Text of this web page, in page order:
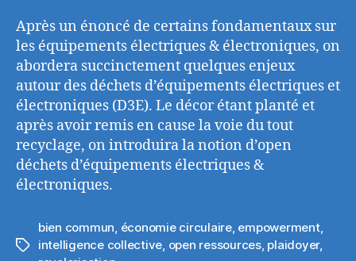
Après un énoncé de certains fondamentaux sur
les équipements électriques & électroniques, on
abordera succinctement quelques enjeux
autour des déchets d’équipements électriques et
électroniques (D3E). Le décor étant planté et
après avoir remis en cause la voie du tout
recyclage, on introduira la notion d’open
déchets d’équipements électriques &
électroniques.
Étiquettes
bien commun, économie circulaire, empowerment,
intelligence collective, open ressources, plaidoyer,